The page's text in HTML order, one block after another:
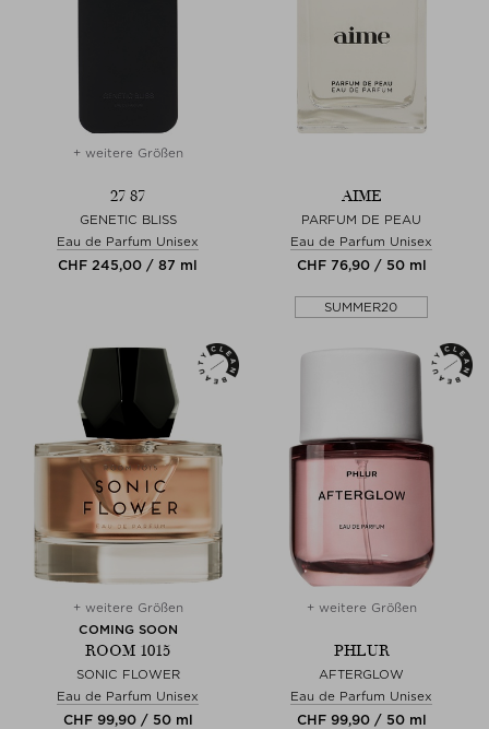
+ weitere Größen
27 87
GENETIC BLISS
Eau de Parfum Unisex
CHF 245,00 / 87 ml
AIME
PARFUM DE PEAU
Eau de Parfum Unisex
CHF 76,90 / 50 ml
SUMMER20
+ weitere Größen
COMING SOON
ROOM 1015
SONIC FLOWER
Eau de Parfum Unisex
CHF 99,90 / 50 ml
+ weitere Größen
PHLUR
AFTERGLOW
Eau de Parfum Unisex
CHF 99,90 / 50 ml